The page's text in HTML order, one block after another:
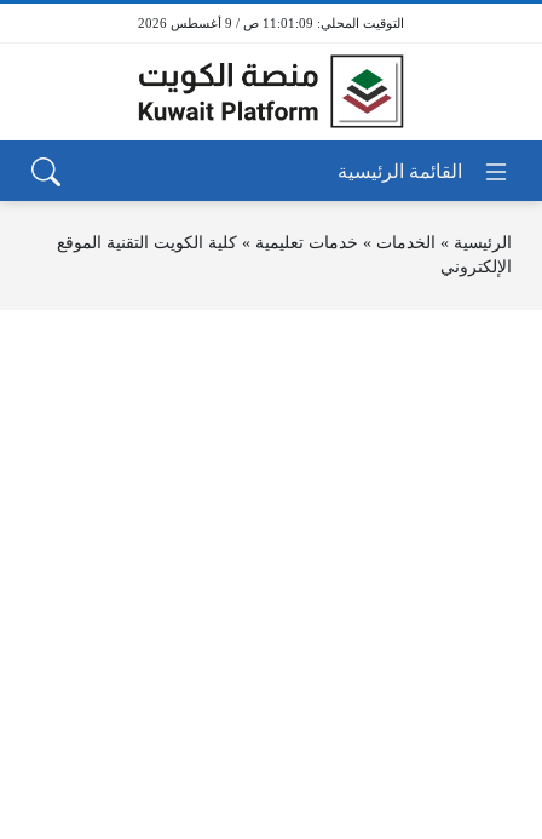
11:01:09 ص / 9 أغسطس 2026
الرئيسية » الخدمات » خدمات تعليمية » كلية الكويت التقنية الموقع
الإلكتروني